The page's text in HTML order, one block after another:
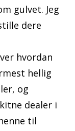
gulvet. Jeg
dere
hvordan
hellig
og
dealer i
til